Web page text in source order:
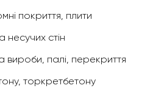
покриття, плити
несучих стін
вироби, палі, перекриття
торкретбетону